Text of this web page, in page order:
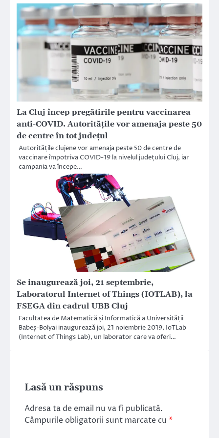
La Cluj încep pregătirile pentru vaccinarea
anti-COVID. Autoritățile vor amenaja peste 50
de centre în tot județul
Autoritățile clujene vor amenaja peste 50 de centre de
vaccinare împotriva COVID-19 la nivelul județului Cluj, iar
campania va începe…
Se inaugurează joi, 21 septembrie,
Laboratorul Internet of Things (IOTLAB), la
FSEGA din cadrul UBB Cluj
Facultatea de Matematică și Informatică a Universității
Babeș-Bolyai inaugurează joi, 21 noiembrie 2019, IoTLab
(Internet of Things Lab), un laborator care va oferi…
Lasă un răspuns
Adresa ta de email nu va fi publicată.
Câmpurile obligatorii sunt marcate cu *